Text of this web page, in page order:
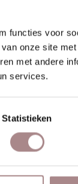
functies voor
onze site
met andere
services.
Statistieken
|
LAAD MEER